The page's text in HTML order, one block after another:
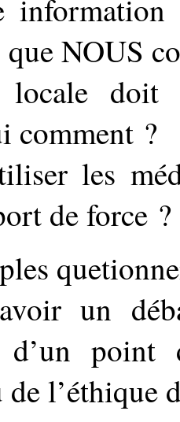
information
NOUS
locale doit
comment ?
les
de force ?
un
point
de l’éthique